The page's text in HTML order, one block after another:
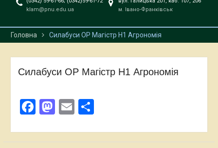
відкритих лекції
Пєняка
Захист кваліфікаційних
klam@pnu.edu.ua
м. Івано-Франківськ
Головна Силабуси ОР Магістр Н1 Агрономія
Силабуси ОР Магістр Н1 Агрономія
Facebook
Mastodon
EmailПоділитися